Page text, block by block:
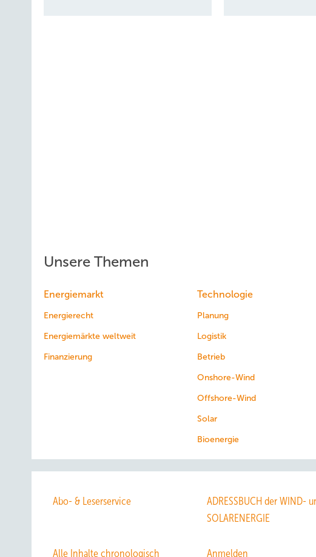
Unsere Themen
Energiemarkt
Energierecht
Energiemärkte weltweit
Finanzierung
Technologie
Planung
Logistik
Betrieb
Onshore-Wind
Offshore-Wind
Solar
Bioenergie
Abo- & Leserservice
ADRESSBUCH der WIND-
SOLARENERGIE
Alle Inhalte chronologisch Anmelden